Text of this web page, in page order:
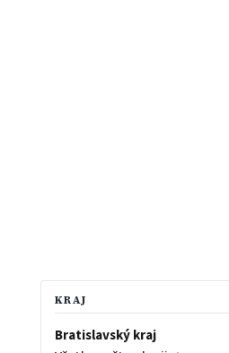
KRAJ
Bratislavský kraj